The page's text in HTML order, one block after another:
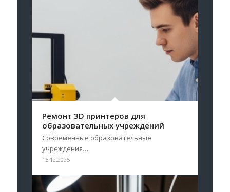
Ремонт 3D принтеров для
образовательных учреждений
Современные образовательные
учреждения…
15.12.2025